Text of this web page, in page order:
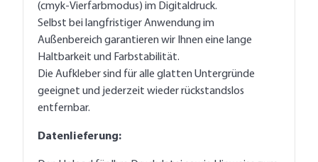
(cmyk-Vierfarbmodus) im Digitaldruck.
Selbst bei langfristiger Anwendung im
Außenbereich garantieren wir Ihnen eine lange
Haltbarkeit und Farbstabilität.
Die Aufkleber sind für alle glatten Untergründe
geeignet und jederzeit wieder rückstandslos
entfernbar.
Datenlieferung: